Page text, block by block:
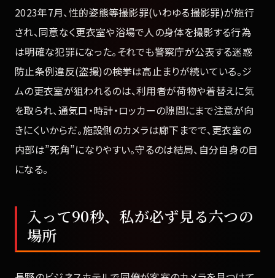
2023年7月、性的姿態等撮影罪(いわゆる撮影罪)が施行
され、同意なく更衣室や浴場で人の身体を撮影する行為
は明確な犯罪になった。それでも警察庁が公表する迷惑
防止条例違反(盗撮)の検挙は高止まりが続いている。ジ
ムの更衣室が狙われるのは、利用者が荷物や着替えに気
を取られ、通気口・時計・ロッカーの隙間にまで注意が向
きにくいからだ。施設側のカメラは廊下までで、更衣室の
内部は”死角”になりやすい。守るのは結局、自分自身の目
になる。
入って90秒、私が必ず見る六つの
場所